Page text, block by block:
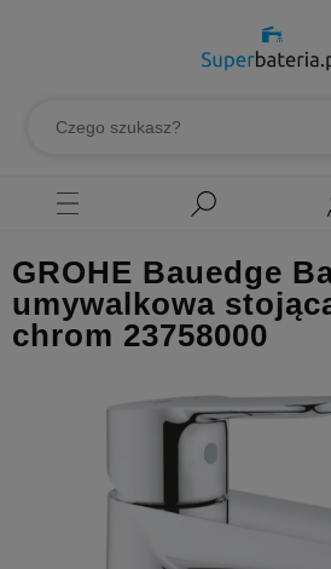
GROHE Bauedge
umywalkowa
chrom 23758000